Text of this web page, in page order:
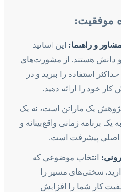
موفقیت:
و راهنما: این اساتید
و دانش هستند. از مشورت‌های
استفاده را ببرید و در
خود را ارائه دهید.
یک ماراتن است، نه یک
برنامه زمانی واقع‌بینانه و
اصلی پیشرفت است.
انتخاب موضوعی که
سختی‌های مسیر را
کار شما را افزایش